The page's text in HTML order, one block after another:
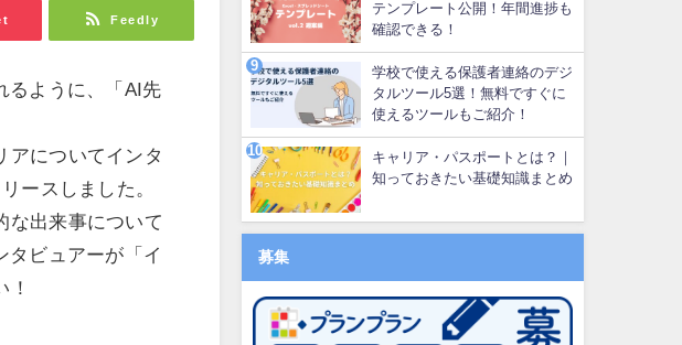
Feedly
るように、「AI先
アについてインタ
ースしました。
な出来事について
タビュアーが「イ
！
テンプレート公開！年間進捗も
確認できる！
学校で使える保護者連絡のデジ
タルツール5選！無料ですぐに
使えるツールもご紹介！
キャリア・パスポートとは？｜
知っておきたい基礎知識まとめ
募集